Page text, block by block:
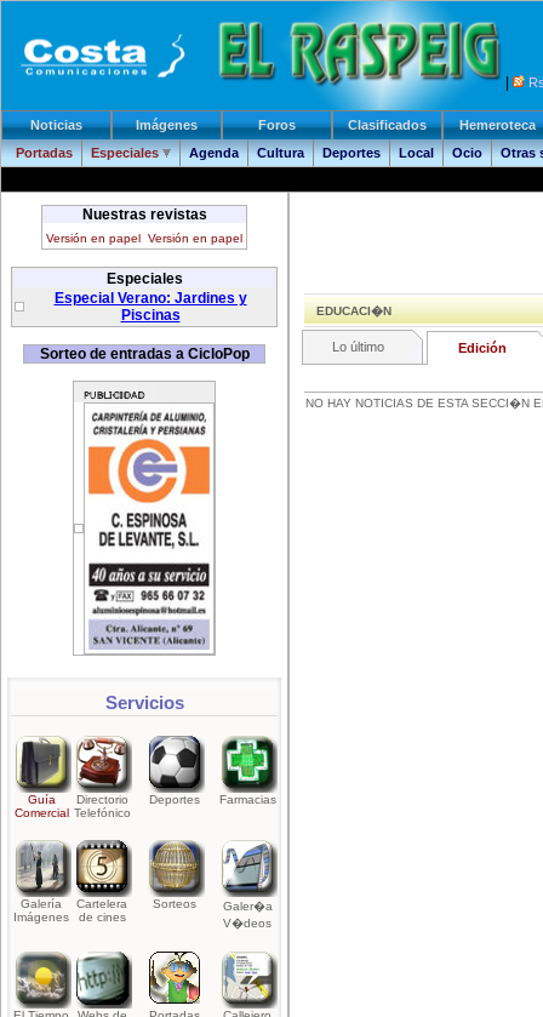
Noticias Imágenes Foros Clasificados
Hemeroteca
Portadas
Especiales Agenda Cultura Deportes Local Ocio Otras
Nuestras revistas
Versión en papel Versión en papel
Especiales
Especial Verano: Jardines y
Piscinas
Sorteo de entradas a CicloPop
Servicios
Guía
Comercial
Directorio
Telefónico
Deportes Farmacias
Galería
Imágenes
Cartelera
de cines
Sorteos
Galer�a
V�deos
EDUCACI�N
Lo último Edición
NO HAY NOTICIAS DE ESTA SECCI�N